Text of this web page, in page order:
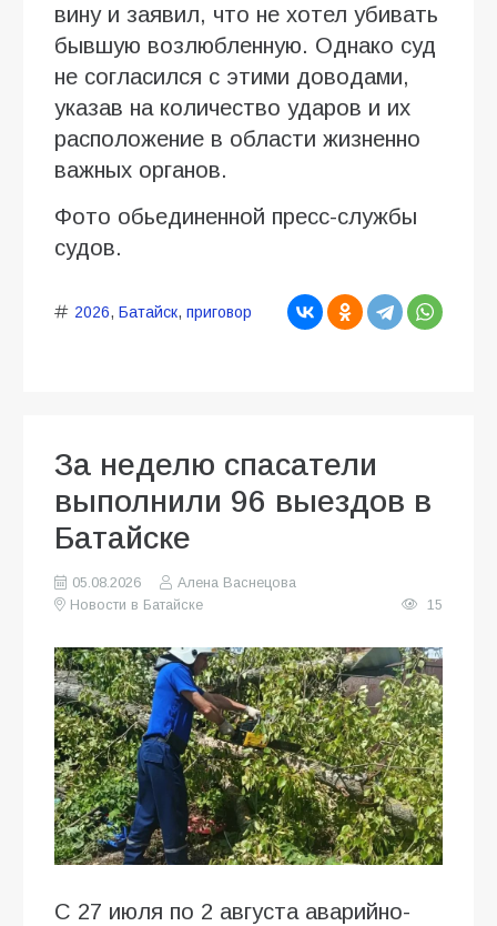
вину и заявил, что не хотел убивать
бывшую возлюбленную. Однако суд
не согласился с этими доводами,
указав на количество ударов и их
расположение в области жизненно
важных органов.
Фото обьединенной пресс-службы
судов.
2026, Батайск, приговор
За неделю спасатели
выполнили 96 выездов в
Батайске
05.08.2026
Алена Васнецова
Новости в Батайске
15
С 27 июля по 2 августа аварийно-